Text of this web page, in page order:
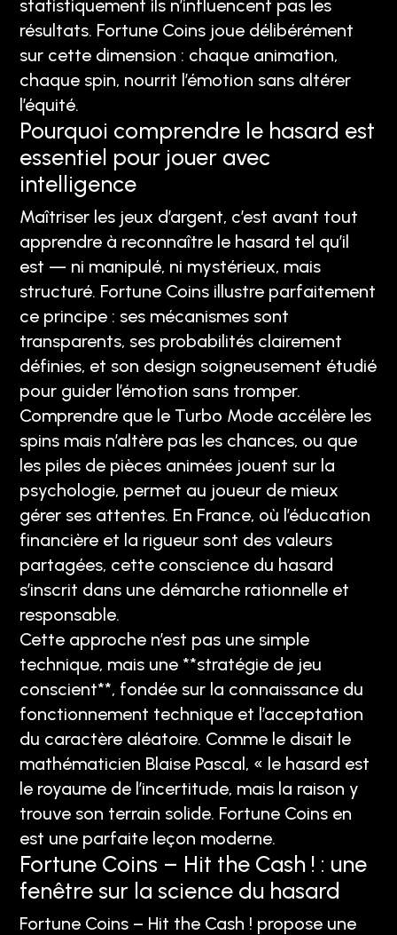
statistiquement ils n’influencent pas les
résultats. Fortune Coins joue délibérément
sur cette dimension : chaque animation,
chaque spin, nourrit l’émotion sans altérer
l’équité.
Pourquoi comprendre le hasard est
essentiel pour jouer avec
intelligence
Maîtriser les jeux d’argent, c’est avant tout
apprendre à reconnaître le hasard tel qu’il
est — ni manipulé, ni mystérieux, mais
structuré. Fortune Coins illustre parfaitement
ce principe : ses mécanismes sont
transparents, ses probabilités clairement
définies, et son design soigneusement étudié
pour guider l’émotion sans tromper.
Comprendre que le Turbo Mode accélère les
spins mais n’altère pas les chances, ou que
les piles de pièces animées jouent sur la
psychologie, permet au joueur de mieux
gérer ses attentes. En France, où l’éducation
financière et la rigueur sont des valeurs
partagées, cette conscience du hasard
s’inscrit dans une démarche rationnelle et
responsable.
Cette approche n’est pas une simple
technique, mais une **stratégie de jeu
conscient**, fondée sur la connaissance du
fonctionnement technique et l’acceptation
du caractère aléatoire. Comme le disait le
mathématicien Blaise Pascal, « le hasard est
le royaume de l’incertitude, mais la raison y
trouve son terrain solide. Fortune Coins en
est une parfaite leçon moderne.
Fortune Coins – Hit the Cash ! : une
fenêtre sur la science du hasard
Fortune Coins – Hit the Cash ! propose une